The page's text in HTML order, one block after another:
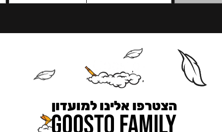
הצטרפו אלינו למועדון